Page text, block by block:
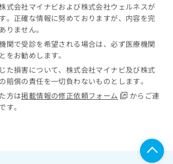
式会社マイナビおよび株式会社ウェルネスが
。正確な情報に努めておりますが、内容を完
りません。
関で受診を希望される場合は、必ず医療機関
をお勧めします。
た損害について、株式会社マイナビ及び株式
賠償の責任を一切負わないものとします。
方は掲載情報の修正依頼フォーム
からご連
す。